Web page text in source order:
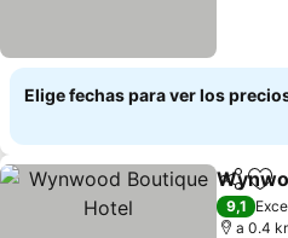
Elige fechas para ver los
9,1
a 0.4